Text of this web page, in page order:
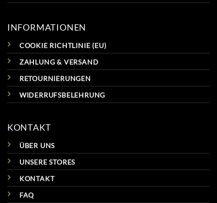
INFORMATIONEN
COOKIE RICHTLINIE (EU)
ZAHLUNG & VERSAND
RETOURNIERUNGEN
WIDERRUFSBELEHRUNG
KONTAKT
ÜBER UNS
UNSERE STORES
KONTAKT
FAQ